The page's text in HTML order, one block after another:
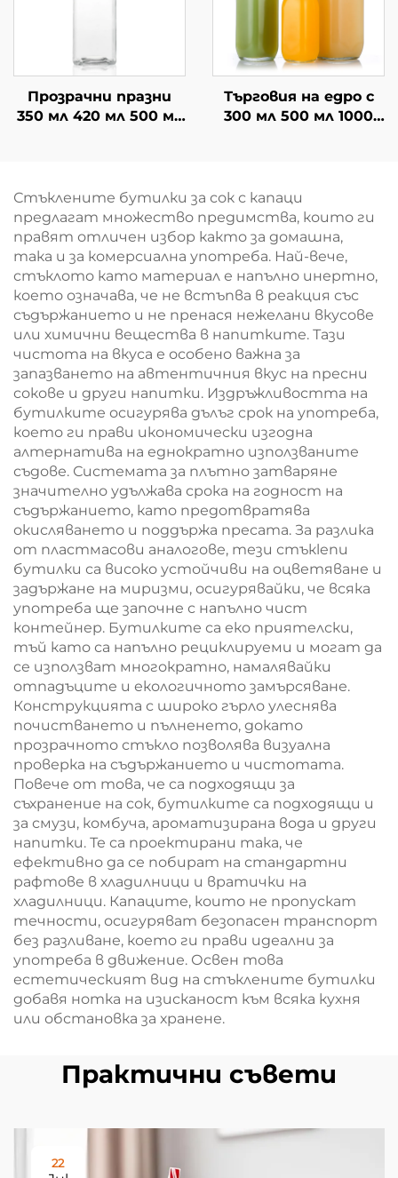
Прозрачни празни
350 мл 420 мл 500 мл
Търговия на едро с
300 мл 500 мл 1000
Стъклените бутилки за сок с капаци
предлагат множество предимства, които ги
правят отличен избор както за домашна,
така и за комерсиална употреба. Най-вече,
стъклото като материал е напълно инертно,
което означава, че не встъпва в реакция със
съдържанието и не пренася нежелани вкусове
или химични вещества в напитките. Тази
чистота на вкуса е особено важна за
запазването на автентичния вкус на пресни
сокове и други напитки. Издръжливостта на
бутилките осигурява дълъг срок на употреба,
което ги прави икономически изгодна
алтернатива на еднократно използваните
съдове. Системата за плътно затваряне
значително удължава срока на годност на
съдържанието, като предотвратява
окисляването и поддържа пресата. За разлика
от пластмасови аналогове, тези стъкlenи
бутилки са високо устойчиви на оцветяване и
задържане на миризми, осигурявайки, че всяка
употреба ще започне с напълно чист
контейнер. Бутилките са еко приятелски,
тъй като са напълно рециклируеми и могат да
се използват многократно, намалявайки
отпадъците и екологичното замърсяване.
Конструкцията с широко гърло улеснява
почистването и пълненето, докато
прозрачното стъкло позволява визуална
проверка на съдържанието и чистотата.
Повече от това, че са подходящи за
съхранение на сок, бутилките са подходящи и
за смузи, комбуча, ароматизирана вода и други
напитки. Те са проектирани така, че
ефективно да се побират на стандартни
рафтове в хладилници и вратички на
хладилници. Капаците, които не пропускат
течности, осигуряват безопасен транспорт
без разливане, което ги прави идеални за
употреба в движение. Освен това
естетическият вид на стъклените бутилки
добавя нотка на изисканост към всяка кухня
или обстановка за хранене.
Практични съвети
22